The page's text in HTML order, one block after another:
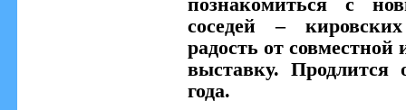
познакомиться с
соседей –
радость от
выставку. Продлится
года.